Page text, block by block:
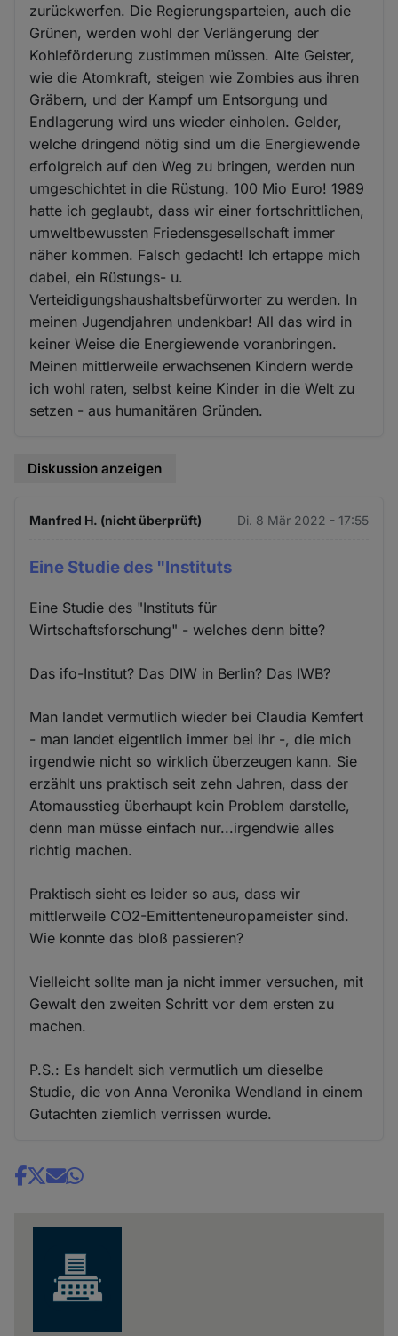
zurückwerfen. Die Regierungsparteien, auch die
Grünen, werden wohl der Verlängerung der
Kohleförderung zustimmen müssen. Alte Geister,
wie die Atomkraft, steigen wie Zombies aus ihren
Gräbern, und der Kampf um Entsorgung und
Endlagerung wird uns wieder einholen. Gelder,
welche dringend nötig sind um die Energiewende
erfolgreich auf den Weg zu bringen, werden nun
umgeschichtet in die Rüstung. 100 Mio Euro! 1989
hatte ich geglaubt, dass wir einer fortschrittlichen,
umweltbewussten Friedensgesellschaft immer
näher kommen. Falsch gedacht! Ich ertappe mich
dabei, ein Rüstungs- u.
Verteidigungshaushaltsbefürworter zu werden. In
meinen Jugendjahren undenkbar! All das wird in
keiner Weise die Energiewende voranbringen.
Meinen mittlerweile erwachsenen Kindern werde
ich wohl raten, selbst keine Kinder in die Welt zu
setzen - aus humanitären Gründen.
Diskussion anzeigen
Manfred H. (nicht überprüft) Di. 8 Mär 2022 - 17:55
Eine Studie des "Instituts
Eine Studie des "Instituts für
Wirtschaftsforschung" - welches denn bitte?
Das ifo-Institut? Das DIW in Berlin? Das IWB?
Man landet vermutlich wieder bei Claudia Kemfert
- man landet eigentlich immer bei ihr -, die mich
irgendwie nicht so wirklich überzeugen kann. Sie
erzählt uns praktisch seit zehn Jahren, dass der
Atomausstieg überhaupt kein Problem darstelle,
denn man müsse einfach nur...irgendwie alles
richtig machen.
Praktisch sieht es leider so aus, dass wir
mittlerweile CO2-Emittenteneuropameister sind.
Wie konnte das bloß passieren?
Vielleicht sollte man ja nicht immer versuchen, mit
Gewalt den zweiten Schritt vor dem ersten zu
machen.
P.S.: Es handelt sich vermutlich um dieselbe
Studie, die von Anna Veronika Wendland in einem
Gutachten ziemlich verrissen wurde.
Share